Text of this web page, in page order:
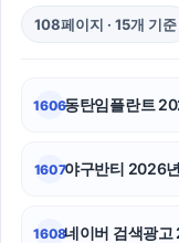
108페이지 · 15개 기준
1606동탄임플란트
1607야구반티 2026
1608네이버 검색광